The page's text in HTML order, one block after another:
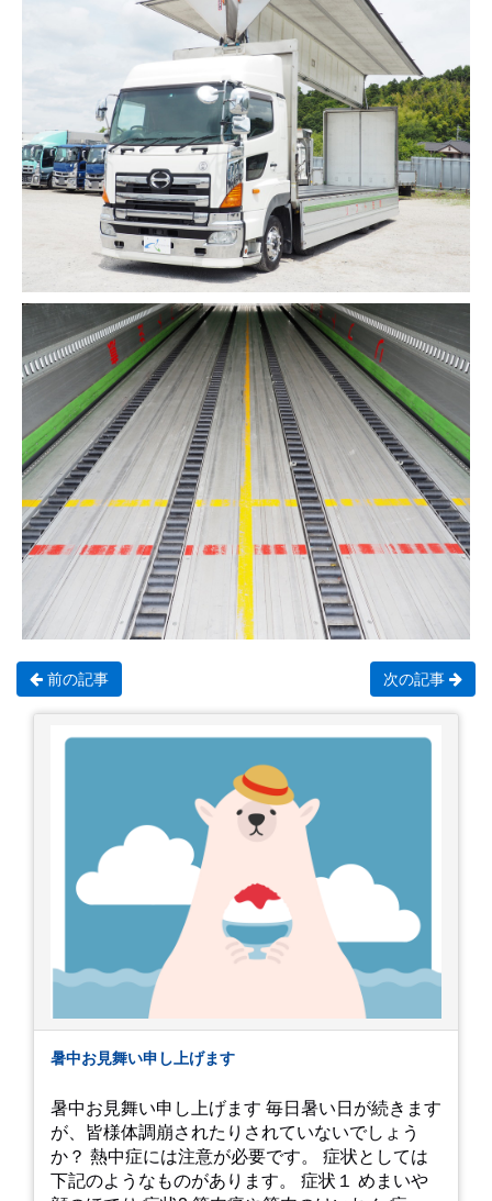
前の記事 次の記事
暑中お見舞い申し上げます
暑中お見舞い申し上げます 毎日暑い日が続きます
が、皆様体調崩されたりされていないでしょう
か？ 熱中症には注意が必要です。 症状としては
下記のようなものがあります。 症状１ めまいや